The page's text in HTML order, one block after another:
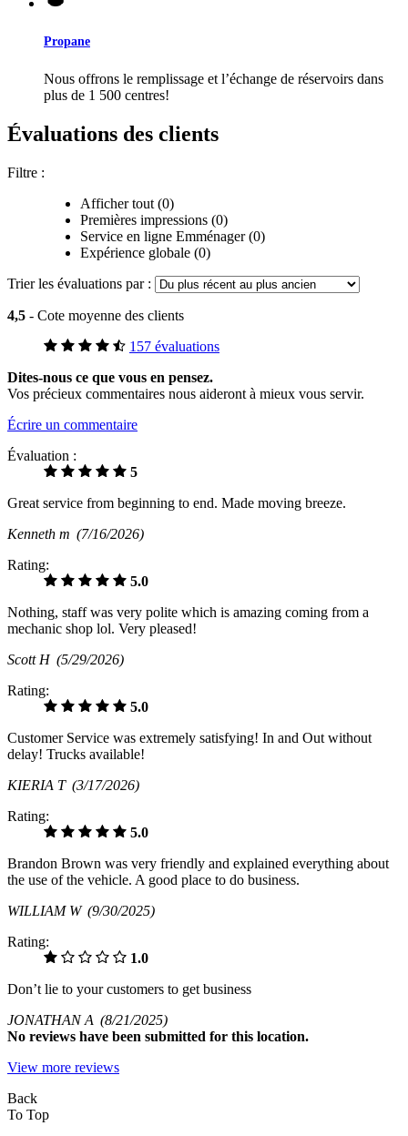
Propane
Nous offrons le remplissage et l’échange de réservoirs dans
plus de 1 500 centres!
Évaluations des clients
Filtre :
Afficher tout (0)
Premières impressions (0)
Service en ligne Emménager (0)
Expérience globale (0)
Trier les évaluations par :
4,5 - Cote moyenne des clients
157 évaluations
Dites-nous ce que vous en pensez.
Vos précieux commentaires nous aideront à mieux vous servir.
Écrire un commentaire
Évaluation :
5
Great service from beginning to end. Made moving breeze.
Kenneth m (7/16/2026)
Rating:
5.0
Nothing, staff was very polite which is amazing coming from a
mechanic shop lol. Very pleased!
Scott H (5/29/2026)
Rating:
5.0
Customer Service was extremely satisfying! In and Out without
delay! Trucks available!
KIERIA T (3/17/2026)
Rating:
5.0
Brandon Brown was very friendly and explained everything about
the use of the vehicle. A good place to do business.
WILLIAM W (9/30/2025)
Rating:
1.0
Don’t lie to your customers to get business
JONATHAN A (8/21/2025)
No reviews have been submitted for this location.
View more reviews
Back
To Top